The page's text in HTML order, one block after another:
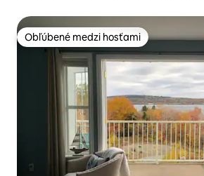
Obľúbené medzi hosťami
Obľúbené medzi hosťami